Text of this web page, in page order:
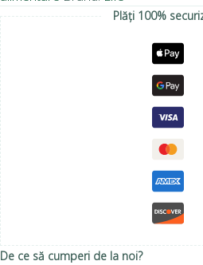
Plăți 100%
De ce să cumperi de la noi?